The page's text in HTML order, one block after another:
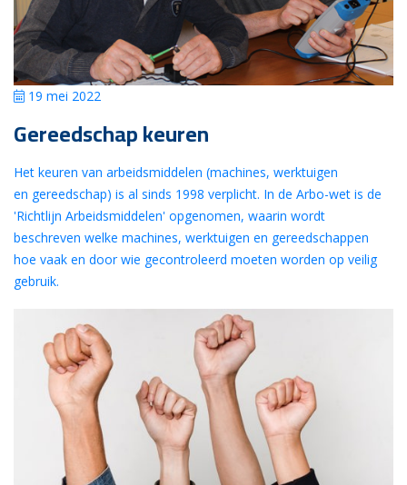
19 mei 2022
Gereedschap keuren
Het keuren van arbeidsmiddelen (machines, werktuigen
en gereedschap) is al sinds 1998 verplicht. In de Arbo-wet is de
'Richtlijn Arbeidsmiddelen' opgenomen, waarin wordt
beschreven welke machines, werktuigen en gereedschappen
hoe vaak en door wie gecontroleerd moeten worden op veilig
gebruik.